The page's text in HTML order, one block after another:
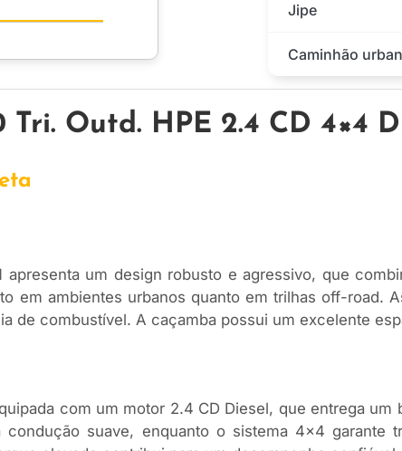
Jipe
Caminhão
Outd. HPE 2.4 CD 4×4
apresenta um design robusto e agressivo, que
em ambientes urbanos quanto em trilhas off-road.
de combustível. A caçamba possui um excelente
com um motor 2.4 CD Diesel, que entrega
condução suave, enquanto o sistema 4×4